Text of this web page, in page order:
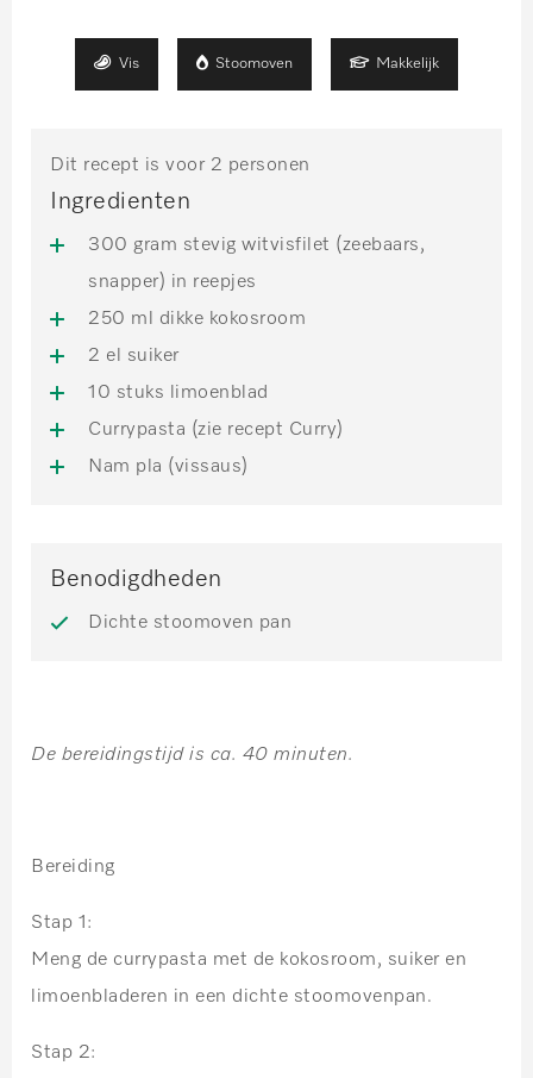
Vis Stoomoven Makkelijk
Dit recept is voor 2 personen
Ingredienten
300 gram stevig witvisfilet (zeebaars,
snapper) in reepjes
250 ml dikke kokosroom
2 el suiker
10 stuks limoenblad
Currypasta (zie recept Curry)
Nam pla (vissaus)
Benodigdheden
Dichte stoomoven pan
De bereidingstijd is ca. 40 minuten.
Bereiding
Stap 1:
Meng de currypasta met de kokosroom, suiker en
limoenbladeren in een dichte stoomovenpan.
Stap 2: